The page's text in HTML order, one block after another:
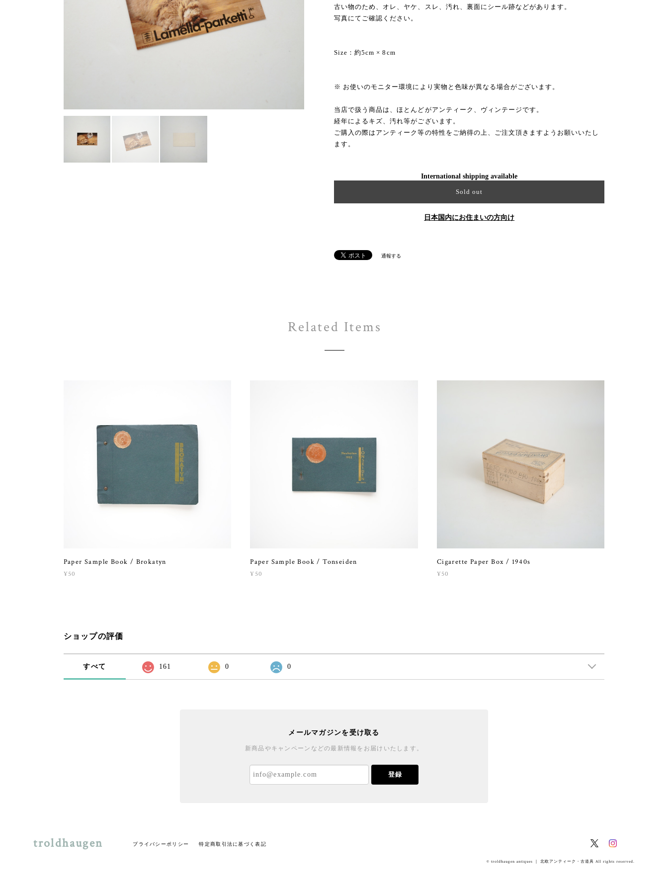
古い物のため、オレ、ヤケ、スレ、汚れ、裏面にシール跡などがあります。
写真にてご確認ください。
Size：約5cm × 8cm
※ お使いのモニター環境により実物と色味が異なる場合がございます。
当店で扱う商品は、ほとんどがアンティーク、ヴィンテージです。
経年によるキズ、汚れ等がございます。
ご購入の際はアンティーク等の特性をご納得の上、ご注文頂きますようお願いいたし
ます。
International shipping available
Sold out
日本国内にお住まいの方向け
通報する
Related Items
Paper Sample Book / Brokatyn
¥50
Paper Sample Book / Tonseiden
¥50
Cigarette Paper Box / 1940s
¥50
ショップの評価
すべて 161 0 0
メールマガジンを受け取る
新商品やキャンペーンなどの最新情報をお届けいたします。
登録
troldhaugen プライバシーポリシー 特定商取引法に基づく表記
© troldhaugen antiques ｜ 北欧アンティーク・古道具 All rights reserved.